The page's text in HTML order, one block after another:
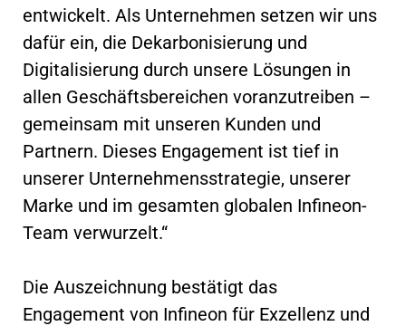
entwickelt. Als Unternehmen setzen wir uns
dafür ein, die Dekarbonisierung und
Digitalisierung durch unsere Lösungen in
allen Geschäftsbereichen voranzutreiben –
gemeinsam mit unseren Kunden und
Partnern. Dieses Engagement ist tief in
unserer Unternehmensstrategie, unserer
Marke und im gesamten globalen Infineon-
Team verwurzelt.“
Die Auszeichnung bestätigt das
Engagement von Infineon für Exzellenz und